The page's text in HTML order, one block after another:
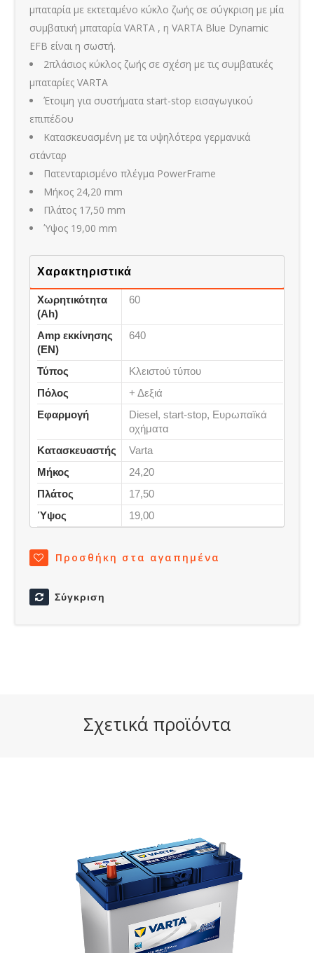
μπαταρία με εκτεταμένο κύκλο ζωής σε σύγκριση με μία
συμβατική μπαταρία VARTA , η VARTA Blue Dynamic
EFB είναι η σωστή.
2πλάσιος κύκλος ζωής σε σχέση με τις συμβατικές
μπαταρίες VARTA
Έτοιμη για συστήματα start-stop εισαγωγικού
επιπέδου
Κατασκευασμένη με τα υψηλότερα γερμανικά
στάνταρ
Πατενταρισμένο πλέγμα PowerFrame
Μήκος 24,20 mm
Πλάτος 17,50 mm
Ύψος 19,00 mm
Προσθήκη στα αγαπημένα
Σύγκριση
Χαρακτηριστικά
Χωρητικότητα
(Ah)
60
Amp εκκίνησης
(ΕΝ)
640
Τύπος
Κλειστού τύπου
Πόλος
+ Δεξιά
Εφαρμογή
Diesel, start-stop, Ευρωπαϊκά
οχήματα
Κατασκευαστής
Varta
Μήκος
24,20
Πλάτος
17,50
Ύψος
19,00
Σχετικά προϊόντα